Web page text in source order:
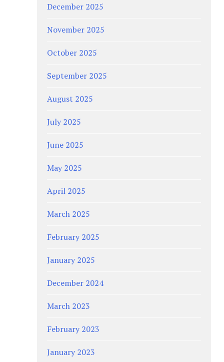
December 2025
November 2025
October 2025
September 2025
August 2025
July 2025
June 2025
May 2025
April 2025
March 2025
February 2025
January 2025
December 2024
March 2023
February 2023
January 2023